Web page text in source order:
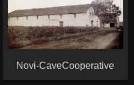
Novi-CaveCooperative